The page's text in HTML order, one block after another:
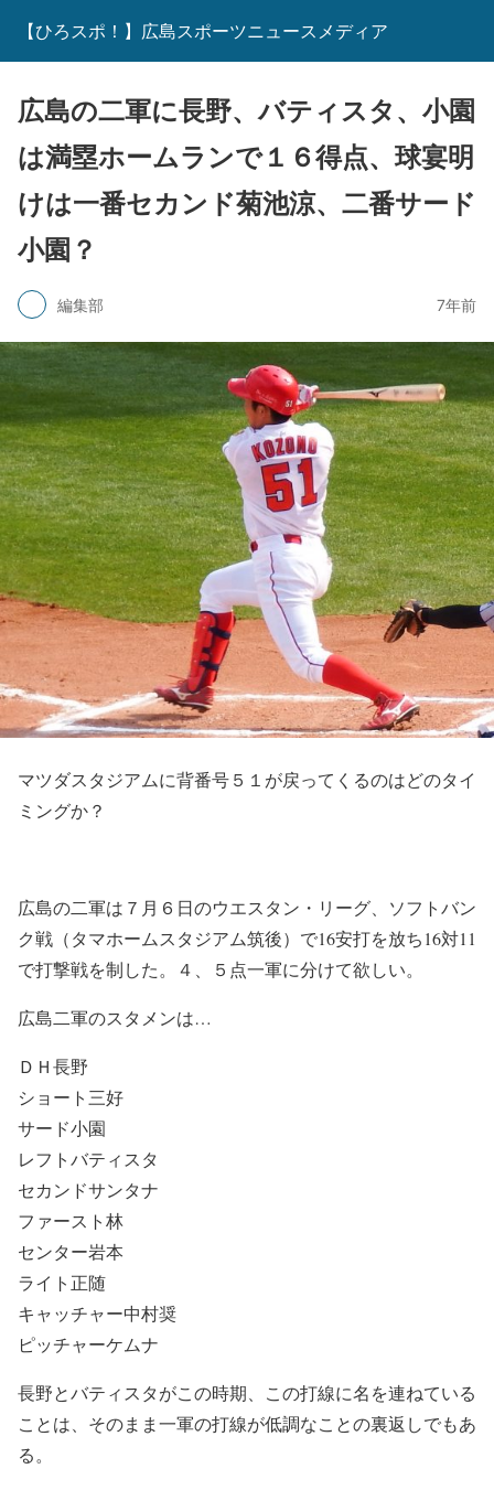
【ひろスポ！】広島スポーツニュースメディア
広島の二軍に長野、バティスタ、小園
は満塁ホームランで１６得点、球宴明
けは一番セカンド菊池涼、二番サード
小園？
編集部 7年前
マツダスタジアムに背番号５１が戻ってくるのはどのタイ
ミングか？
広島の二軍は７月６日のウエスタン・リーグ、ソフトバン
ク戦（タマホームスタジアム筑後）で16安打を放ち16対11
で打撃戦を制した。４、５点一軍に分けて欲しい。
広島二軍のスタメンは…
ＤＨ長野
ショート三好
サード小園
レフトバティスタ
セカンドサンタナ
ファースト林
センター岩本
ライト正随
キャッチャー中村奨
ピッチャーケムナ
長野とバティスタがこの時期、この打線に名を連ねている
ことは、そのまま一軍の打線が低調なことの裏返しでもあ
る。